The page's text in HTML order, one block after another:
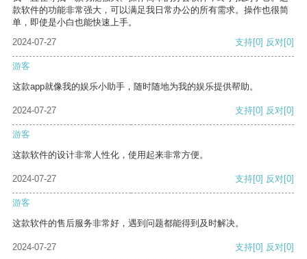
款软件的功能非常强大，可以满足我日常办公的所有需求。操作也很简
单，即使是小白也能快速上手。
2024-07-27
支持[0] 反对[0]
游客
这款app就像我的娱乐小助手，随时随地为我的娱乐提供帮助。
2024-07-27 支持[0] 反对[0]
游客
这款软件的设计非常人性化，使用起来非常方便。
2024-07-27 支持[0] 反对[0]
游客
这款软件的售后服务非常好，遇到问题都能得到及时解决。
2024-07-27 支持[0] 反对[0]